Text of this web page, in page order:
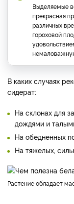
Выделяемые
прекрасная
различных
гороховой
В каких случаях
сидерат:
На склонах для
дождями и
На обедненных
На тяжелых,
Растение обладает